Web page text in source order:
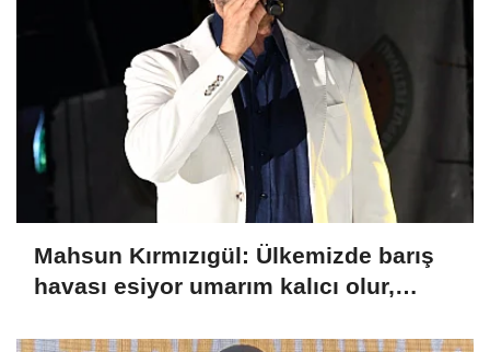
Mahsun Kırmızıgül: Ülkemizde barış
havası esiyor umarım kalıcı olur,